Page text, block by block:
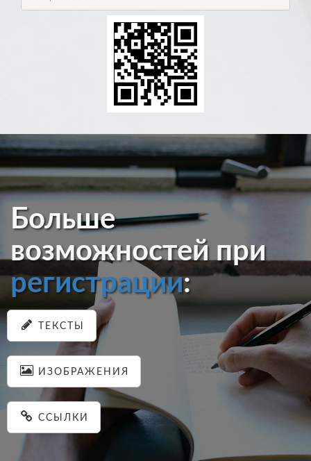
Больше
возможностей при
регистрации:
ТЕКСТЫ
ИЗОБРАЖЕНИЯ
ССЫЛКИ